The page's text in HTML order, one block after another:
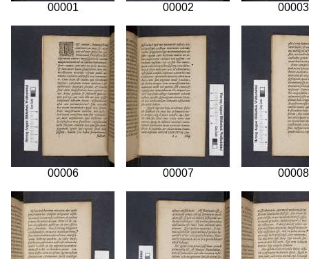
00001 00002 00003
00006 00007 00008